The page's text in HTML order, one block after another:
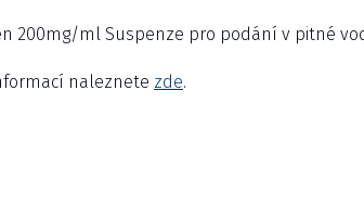
200mg/ml Suspenze pro podání v pitné
naleznete zde.